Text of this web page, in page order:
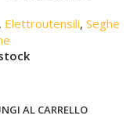
, Elettroutensili, Seghe
AL CARRELLO